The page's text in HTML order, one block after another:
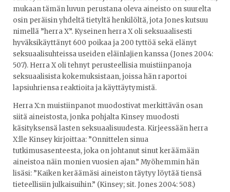
mukaan tämän luvun perustana oleva aineisto on suurelta
osin peräisin yhdeltä tietyltä henkilöltä, jota Jones kutsuu
nimellä ”herra X”. Kyseinen herra X oli seksuaalisesti
hyväksikäyttänyt 600 poikaa ja 200 tyttöä sekä elänyt
seksuaalisuhteissa useiden eläinlajien kanssa (Jones 2004:
507). Herra X oli tehnyt perusteellisia muistiinpanoja
seksuaalisista kokemuksistaan, joissa hän raportoi
lapsiuhriensa reaktioita ja käyttäytymistä.
Herra X:n muistiinpanot muodostivat merkittävän osan
siitä aineistosta, jonka pohjalta Kinsey muodosti
käsityksensä lasten seksuaalisuudesta. Kirjeessään herra
X:lle Kinsey kirjoittaa: ”Onnittelen sinua
tutkimusasenteesta, joka on johtanut sinut keräämään
aineistoa näin monien vuosien ajan.” Myöhemmin hän
lisäsi: ”Kaiken keräämäsi aineiston täytyy löytää tiensä
tieteellisiin julkaisuihin.” (Kinsey; sit. Jones 2004: 508.)